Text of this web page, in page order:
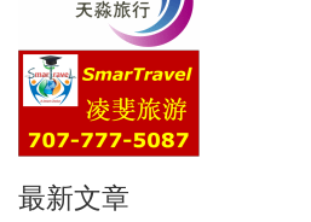
最新文章